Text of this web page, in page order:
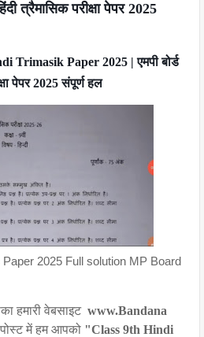
त्रैमासिक परीक्षा पेपर 2025
Trimasik Paper 2025 | एमपी बोर्ड
पेपर 2025 संपूर्ण हल
2025 Full solution MP Board
हमारी वेबसाइट www.Bandana
में हम आपको "Class 9th Hindi